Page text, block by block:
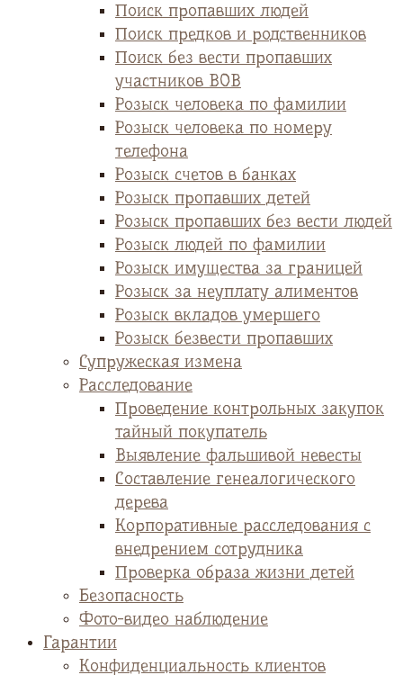
Поиск пропавших людей
Поиск предков и родственников
Поиск без вести пропавших
участников ВОВ
Розыск человека по фамилии
Розыск человека по номеру
телефона
Розыск счетов в банках
Розыск пропавших детей
Розыск пропавших без вести людей
Розыск людей по фамилии
Розыск имущества за границей
Розыск за неуплату алиментов
Розыск вкладов умершего
Розыск безвести пропавших
Супружеская измена
Расследование
Проведение контрольных закупок
тайный покупатель
Выявление фальшивой невесты
Cоставление генеалогического
дерева
Корпоративные расследования с
внедрением сотрудника
Проверка образа жизни детей
Безопасность
Фото-видео наблюдение
Гарантии
Конфиденциальность клиентов